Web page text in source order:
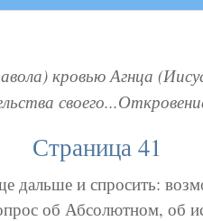
кровью Агнца
Страница 41
дальше и спросить:
об Абсолютном, об